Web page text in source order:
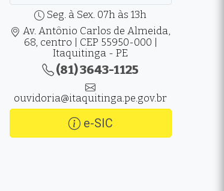
Seg. à Sex. 07h às 13h
Av. Antônio Carlos de Almeida,
68, centro | CEP 55950-000 |
Itaquitinga - PE
(81) 3643-1125
ouvidoria@itaquitinga.pe.gov.br
e-SIC